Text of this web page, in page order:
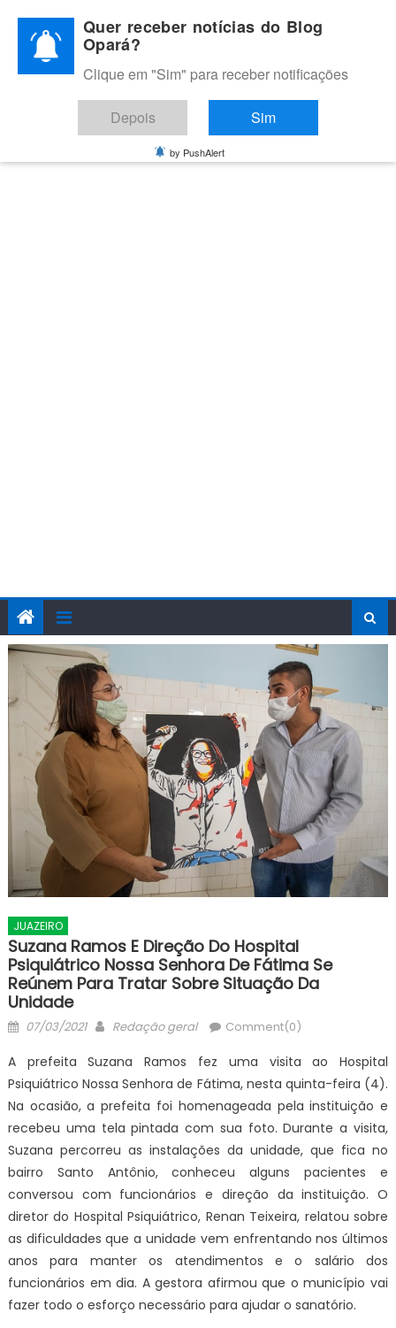
content
BLOG OPARÁ
Melhores notícias de Juazeiro, Petrolina e do Vale do São
Francisco
JUAZEIRO
Suzana Ramos E Direção Do Hospital
Psiquiátrico Nossa Senhora De Fátima Se
Reúnem Para Tratar Sobre Situação Da
Unidade
Posted
07/03/2021 Author
Redação geral Comment(0)
A prefeita Suzana Ramos fez uma visita ao Hospital
Psiquiátrico Nossa Senhora de Fátima, nesta quinta-feira (4).
Na ocasião, a prefeita foi homenageada pela instituição e
recebeu uma tela pintada com sua foto. Durante a visita,
Suzana percorreu as instalações da unidade, que fica no
bairro Santo Antônio, conheceu alguns pacientes e
conversou com funcionários e direção da instituição. O
diretor do Hospital Psiquiátrico, Renan Teixeira, relatou sobre
as dificuldades que a unidade vem enfrentando nos últimos
anos para manter os atendimentos e o salário dos
funcionários em dia. A gestora afirmou que o município vai
fazer todo o esforço necessário para ajudar o sanatório.
Quer receber notícias do Blog
Opará?
Clique em "Sim" para receber notificações
Depois Sim
by PushAlert